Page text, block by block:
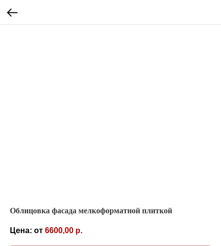
Облицовка фасада мелкоформатной плиткой
6600,00 р.